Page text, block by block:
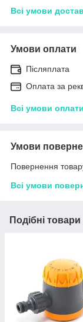
Всі умови
Умови оплати
Післяплата
Оплата за
Всі умови оплати
Умови
Повернення
Всі умови
Подібні товари